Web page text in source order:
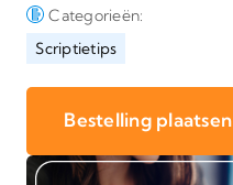
Categorieën:
Scriptietips
Bestelling plaatsen